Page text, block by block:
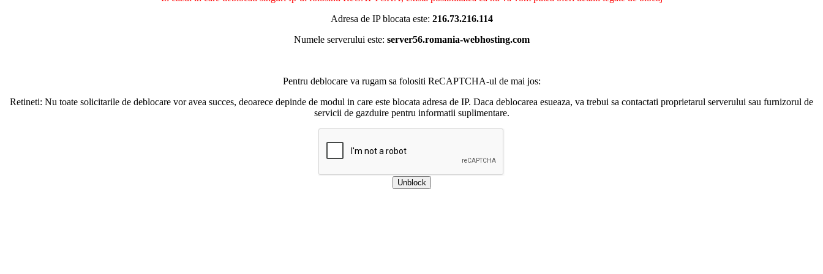
Adresa de IP blocata este: 216.73.216.114
Numele serverului este: server56.romania-webhosting.com
Pentru deblocare va rugam sa folositi ReCAPTCHA-ul de mai jos:
Retineti: Nu toate solicitarile de deblocare vor avea succes, deoarece depinde de modul in care este blocata adresa de IP. Daca deblocarea esueaza, va trebui sa contactati proprietarul serverului sau furnizorul de
servicii de gazduire pentru informatii suplimentare.